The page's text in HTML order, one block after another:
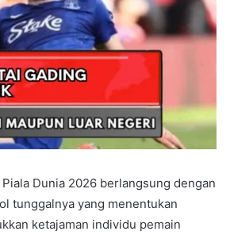
Dunia 2026 berlangsung dengan
tunggalnya yang menentukan
ketajaman individu pemain